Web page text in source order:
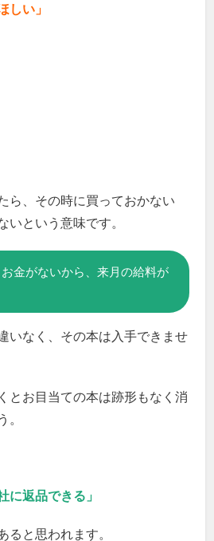
しい」
ら、その時に買っておかない
いという意味です。
お金がないから、来月の給料が
いなく、その本は入手できませ
とお目当ての本は跡形もなく消
。
に返品できる」
ると思われます。